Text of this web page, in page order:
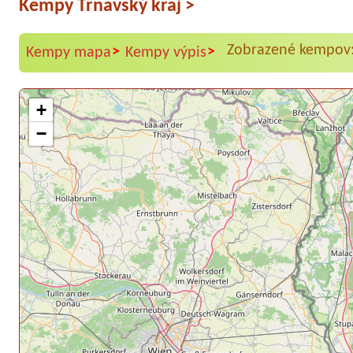
Kempy Trnavský kraj >
Kempy mapa> Kempy výpis> Zobrazené
+
−